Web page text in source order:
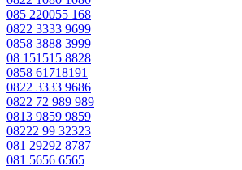
085 220055 168
0822 3333 9699
0858 3888 3999
08 151515 8828
0858 61718191
0822 3333 9686
0822 72 989 989
0813 9859 9859
08222 99 32323
081 29292 8787
081 5656 6565